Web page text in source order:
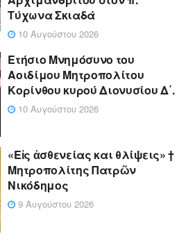
Τύχωνα Σκιαδά
10 Αυγούστου 2026
Ετήσιο Μνημόσυνο του
Αοιδίμου Μητροπολίτου
Κορίνθου κυρού Διονυσίου Δ΄.
10 Αυγούστου 2026
«Eἰς ἀσθενείας και θλίψεις» †
Μητροπολίτης Πατρῶν
Νικόδημος
9 Αυγούστου 2026